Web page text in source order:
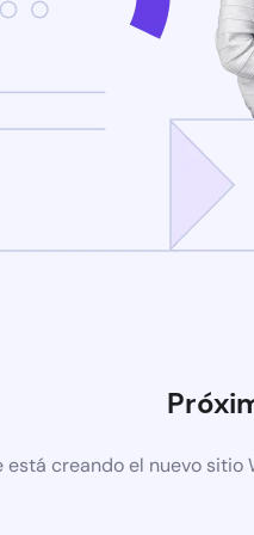
está creando el nuevo sitio